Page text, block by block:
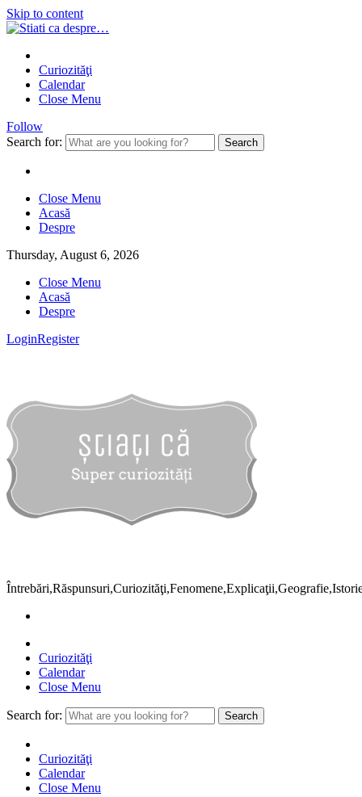
Skip to content
Curiozităţi
Calendar
Close Menu
Follow
Search for:
Close Menu
Acasă
Despre
Thursday, August 6, 2026
Close Menu
Acasă
Despre
LoginRegister
Curiozităţi
Calendar
Close Menu
Search for:
Curiozităţi
Calendar
Close Menu